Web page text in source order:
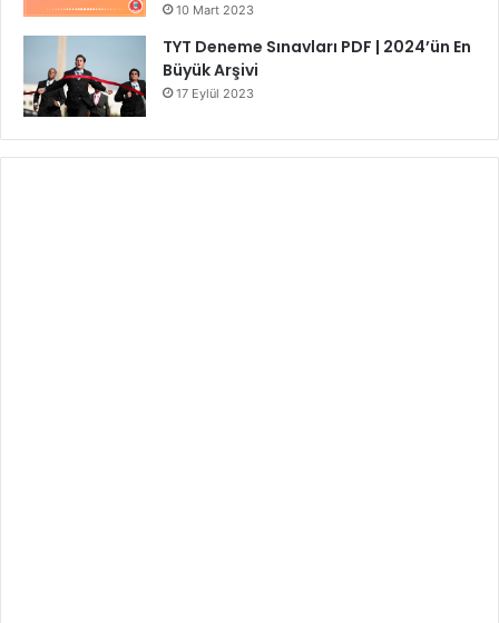
10 Mart 2023
TYT Deneme Sınavları PDF | 2024’ün En
Büyük Arşivi
17 Eylül 2023